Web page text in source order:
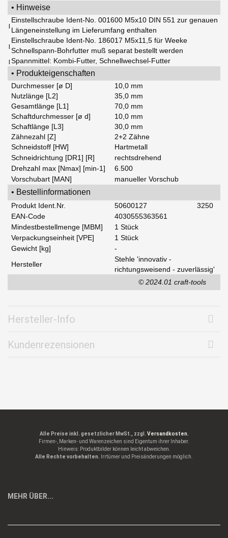
• Hinweise
|
Einstellschraube Ident-No. 001600 M5x10 DIN 551 zur genauen
Längeneinstellung im Lieferumfang enthalten
|
Einstellschraube Ident-No. 186017 M5x11,5 für Weeke
Schnellspann-Bohrfutter muß separat bestellt werden
| Spannmittel: Kombi-Futter, Schnellwechsel-Futter
• Produkteigenschaften
Durchmesser [ø D]
10,0 mm
Nutzlänge [L2]
35,0 mm
Gesamtlänge [L1]
70,0 mm
Schaftdurchmesser [ø d]
10,0 mm
Schaftlänge [L3]
30,0 mm
Zähnezahl [Z]
2+2 Zähne
Schneidstoff [HW]
Hartmetall
Schneidrichtung [DR1] [R]
rechtsdrehend
Drehzahl max [Nmax] [min-1]
6.500
Vorschubart [MAN]
manueller Vorschub
• Bestellinformationen
Produkt Ident.Nr. 50600127
3250
EAN-Code
4030555363561
Mindestbestellmenge [MBM]
1 Stück
Verpackungseinheit [VPE]
1 Stück
Gewicht [kg]
-
Hersteller
Stehle 'innovativ -
richtungsweisend - zuverlässig'
© 2024.01 craft-tools
Hersteller-Info
Kundenrezensionen
Alle Preise inkl. gesetzlicher MwSt., zzgl. Versandkosten.
Firmen-, Marken- und Warenzeichen sind Eigentum ihrer Inhaber.
Hinweis: Produktbilder können leicht abweichen.
Alle Rechte vorbehalten. Irrtümer und Preisänderungen möglich.
MEHR ÜBER...